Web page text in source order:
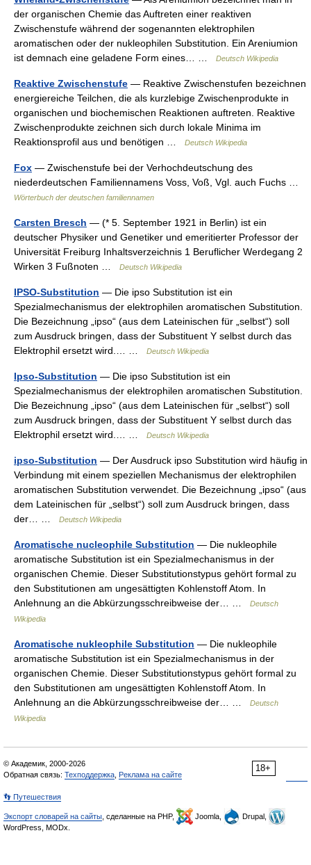
der organischen Chemie das Auftreten einer reaktiven
Zwischenstufe während der sogenannten elektrophilen
aromatischen oder der nukleophilen Substitution. Ein Areniumion
ist demnach eine geladene Form eines… …
Deutsch Wikipedia
Reaktive Zwischenstufe — Reaktive Zwischenstufen bezeichnen
energiereiche Teilchen, die als kurzlebige Zwischenprodukte in
organischen und biochemischen Reaktionen auftreten. Reaktive
Zwischenprodukte zeichnen sich durch lokale Minima im
Reaktionsprofil aus und benötigen …
Deutsch Wikipedia
Fox — Zwischenstufe bei der Verhochdeutschung des
niederdeutschen Familiennamens Voss, Voß, Vgl. auch Fuchs …
Wörterbuch der deutschen familiennamen
Carsten Bresch — (* 5. September 1921 in Berlin) ist ein
deutscher Physiker und Genetiker und emeritierter Professor der
Universität Freiburg Inhaltsverzeichnis 1 Beruflicher Werdegang 2
Wirken 3 Fußnoten …
Deutsch Wikipedia
IPSO-Substitution — Die ipso Substitution ist ein
Spezialmechanismus der elektrophilen aromatischen Substitution.
Die Bezeichnung „ipso“ (aus dem Lateinischen für „selbst“) soll
zum Ausdruck bringen, dass der Substituent Y selbst durch das
Elektrophil ersetzt wird.… …
Deutsch Wikipedia
Ipso-Substitution — Die ipso Substitution ist ein
Spezialmechanismus der elektrophilen aromatischen Substitution.
Die Bezeichnung „ipso“ (aus dem Lateinischen für „selbst“) soll
zum Ausdruck bringen, dass der Substituent Y selbst durch das
Elektrophil ersetzt wird.… …
Deutsch Wikipedia
ipso-Substitution — Der Ausdruck ipso Substitution wird häufig in
Verbindung mit einem speziellen Mechanismus der elektrophilen
aromatischen Substitution verwendet. Die Bezeichnung „ipso“ (aus
dem Lateinischen für „selbst“) soll zum Ausdruck bringen, dass
der… …
Deutsch Wikipedia
Aromatische nucleophile Substitution — Die nukleophile
aromatische Substitution ist ein Spezialmechanismus in der
organischen Chemie. Dieser Substitutionstypus gehört formal zu
den Substitutionen am ungesättigten Kohlenstoff Atom. In
Anlehnung an die Abkürzungsschreibweise der… …
Deutsch
Wikipedia
Aromatische nukleophile Substitution — Die nukleophile
aromatische Substitution ist ein Spezialmechanismus in der
organischen Chemie. Dieser Substitutionstypus gehört formal zu
den Substitutionen am ungesättigten Kohlenstoff Atom. In
Anlehnung an die Abkürzungsschreibweise der… …
Deutsch
Wikipedia
18+
© Академик, 2000-2026
Обратная связь: Техподдержка Реклама на сайте
👣 Путешествия
Экспорт словарей на сайты , сделанные на PHP, Joomla,
Drupal,
WordPress, MODx.